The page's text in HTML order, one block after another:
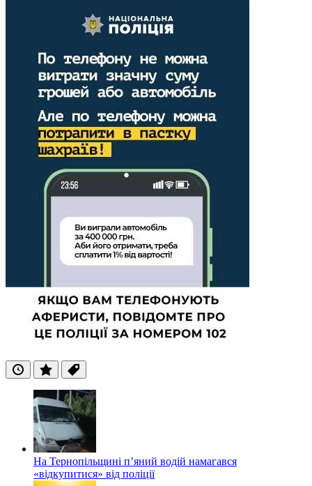
ОстанніПопулярні
Теги
На Тернопільщині п’яний водій намагався
«відкупитися» від поліції